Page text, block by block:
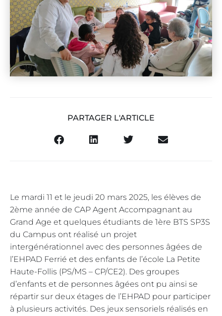
PARTAGER L'ARTICLE
Le mardi 11 et le jeudi 20 mars 2025, les élèves de
2ème année de CAP Agent Accompagnant au
Grand Age et quelques étudiants de 1ère BTS SP3S
du Campus ont réalisé un projet
intergénérationnel avec des personnes âgées de
l’EHPAD Ferrié et des enfants de l’école La Petite
Haute-Follis (PS/MS – CP/CE2). Des groupes
d’enfants et de personnes âgées ont pu ainsi se
répartir sur deux étages de l’EHPAD pour participer
à plusieurs activités. Des jeux sensoriels réalisés en